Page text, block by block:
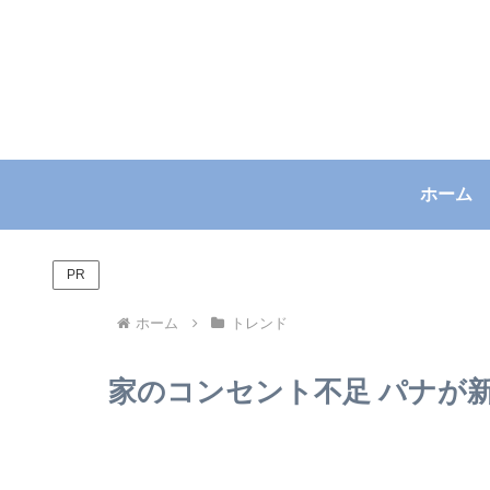
ホーム
PR
ホーム トレンド
家のコンセント不足 パナが